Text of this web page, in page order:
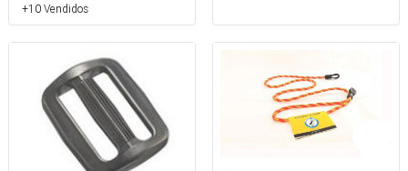
+10 Vendidos